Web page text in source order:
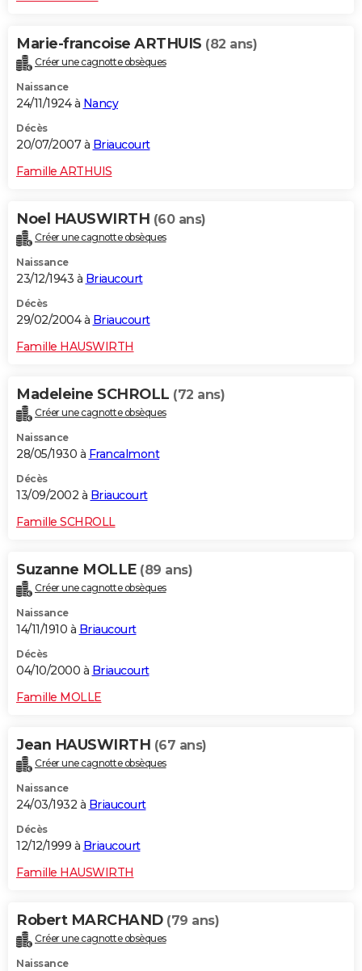
Marie-francoise ARTHUIS (82 ans)
Créer une cagnotte obsèques
Naissance
24/11/1924 à Nancy
Décès
20/07/2007 à Briaucourt
Famille ARTHUIS
Noel HAUSWIRTH (60 ans)
Créer une cagnotte obsèques
Naissance
23/12/1943 à Briaucourt
Décès
29/02/2004 à Briaucourt
Famille HAUSWIRTH
Madeleine SCHROLL (72 ans)
Créer une cagnotte obsèques
Naissance
28/05/1930 à Francalmont
Décès
13/09/2002 à Briaucourt
Famille SCHROLL
Suzanne MOLLE (89 ans)
Créer une cagnotte obsèques
Naissance
14/11/1910 à Briaucourt
Décès
04/10/2000 à Briaucourt
Famille MOLLE
Jean HAUSWIRTH (67 ans)
Créer une cagnotte obsèques
Naissance
24/03/1932 à Briaucourt
Décès
12/12/1999 à Briaucourt
Famille HAUSWIRTH
Robert MARCHAND (79 ans)
Créer une cagnotte obsèques
Naissance